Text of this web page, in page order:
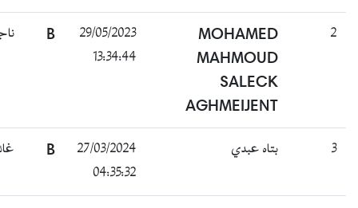
MOHAMED
MAHMOUD
SALECK
AGHMEIJENT
29/05/2023
13:34:44
ناجح
بتاه عبدي
27/03/2024
04:35:32
B غائب